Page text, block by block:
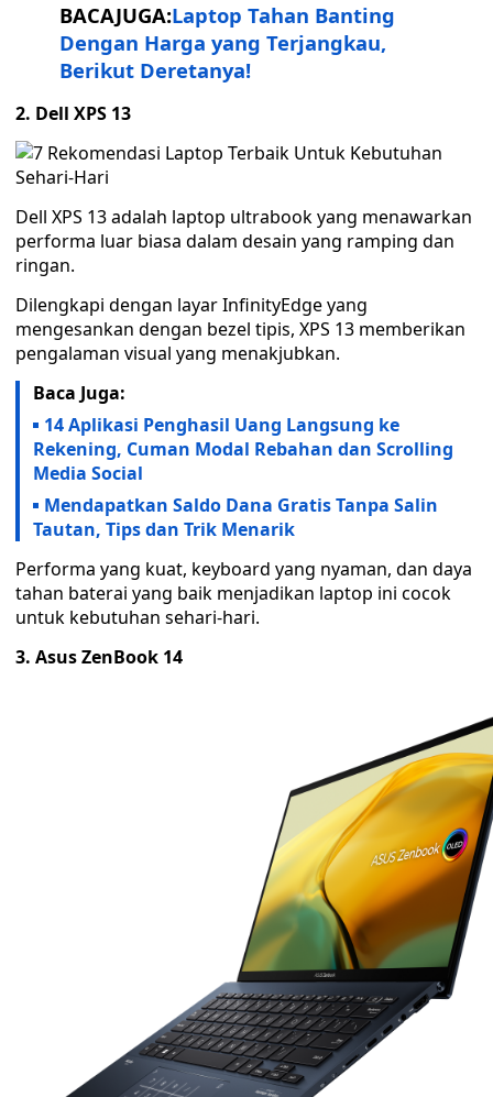
BACAJUGA:Laptop Tahan Banting
Dengan Harga yang Terjangkau,
Berikut Deretanya!
2. Dell XPS 13
Dell XPS 13 adalah laptop ultrabook yang menawarkan
performa luar biasa dalam desain yang ramping dan
ringan.
Dilengkapi dengan layar InfinityEdge yang
mengesankan dengan bezel tipis, XPS 13 memberikan
pengalaman visual yang menakjubkan.
Baca Juga:
14 Aplikasi Penghasil Uang Langsung ke
Rekening, Cuman Modal Rebahan dan Scrolling
Media Social
Mendapatkan Saldo Dana Gratis Tanpa Salin
Tautan, Tips dan Trik Menarik
Performa yang kuat, keyboard yang nyaman, dan daya
tahan baterai yang baik menjadikan laptop ini cocok
untuk kebutuhan sehari-hari.
3. Asus ZenBook 14